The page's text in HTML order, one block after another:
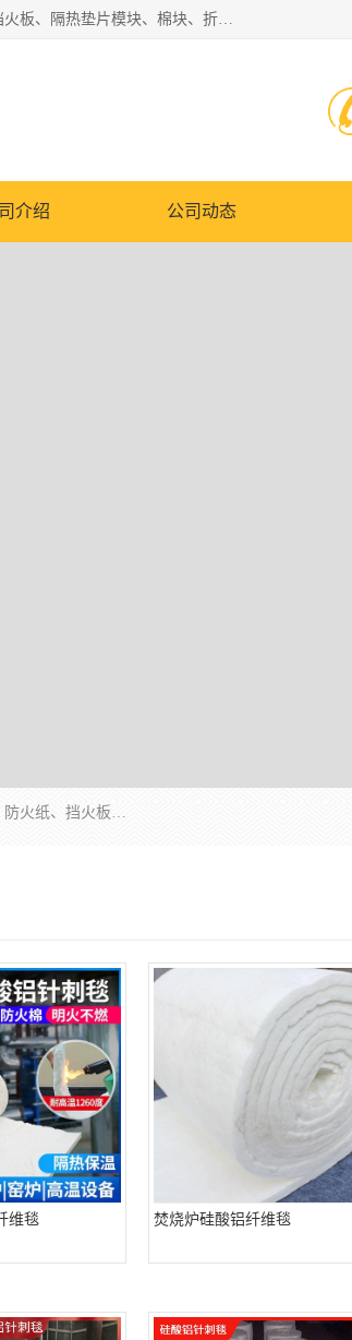
1260卷毡针刺毯，1360标准高纯高铝毯，1430度低锆锆铝含锆毯，普通挡渣棉卷毡，防火纸、挡火板、隔热垫片模块、棉块、折叠块、散棉高温固化剂价格规格密度多少钱图片视频立方平米参数指标
介绍 公司动态
1260卷毡针刺毯，1360标准高纯高铝毯，1430度低锆锆铝含锆毯，普通挡渣棉卷毡，防火纸、挡火板、隔热垫片模块、棉块、折叠块、散棉高温固化剂价格规格密度多少钱图片视频立方平米参数指标
维毯 焚烧炉硅酸铝纤维毯